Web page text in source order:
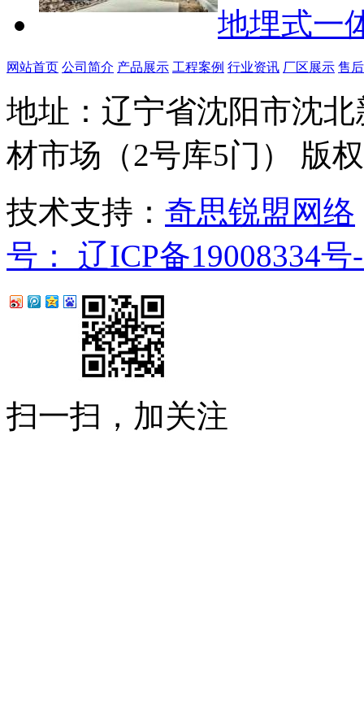
地埋式一
网站首页 公司简介 产品展示 工程案例 行业资讯 厂区展示 售
地址：辽宁省沈阳市沈
材市场（2号库5门）
版
技术支持： 奇思锐盟网络
号： 辽ICP备19008334号
扫一扫，加关注